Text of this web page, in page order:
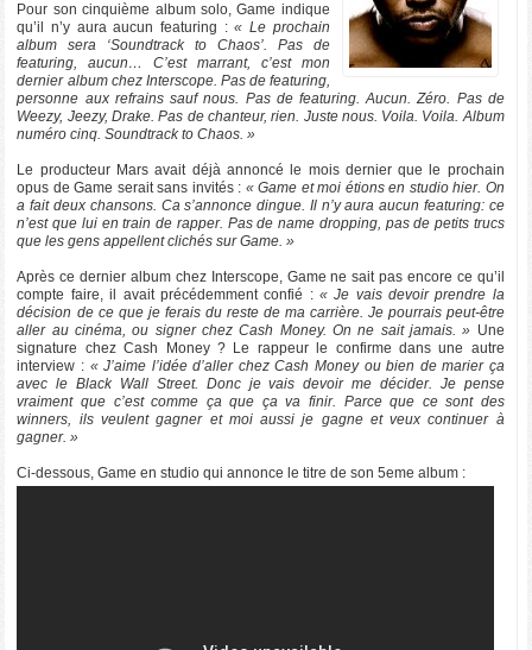
Pour son cinquième album solo, Game indique
qu’il n’y aura aucun featuring :« Le prochain
album sera ‘Soundtrack to Chaos’. Pas de
featuring, aucun… C’est marrant, c’est mon
dernier album chez Interscope. Pas de featuring,
personne aux refrains sauf nous. Pas de featuring. Aucun. Zéro. Pas de
Weezy, Jeezy, Drake. Pas de chanteur, rien. Juste nous. Voila. Voila. Album
numéro cinq. Soundtrack to Chaos. »
Le producteur Mars avait déjà annoncé le mois dernier que le prochain
opus de Game serait sans invités : « Game et moi étions en studio hier. On
a fait deux chansons. Ca s’annonce dingue. Il n’y aura aucun featuring: ce
n’est que lui en train de rapper. Pas de name dropping, pas de petits trucs
que les gens appellent clichés sur Game. »
Après ce dernier album chez Interscope, Game ne sait pas encore ce qu’il
compte faire, il avait précédemment confié : « Je vais devoir prendre la
décision de ce que je ferais du reste de ma carrière. Je pourrais peut-être
aller au cinéma, ou signer chez Cash Money. On ne sait jamais. » Une
signature chez Cash Money ? Le rappeur le confirme dans une autre
interview : « J’aime l’idée d’aller chez Cash Money ou bien de marier ça
avec le Black Wall Street. Donc je vais devoir me décider. Je pense
vraiment que c’est comme ça que ça va finir. Parce que ce sont des
winners, ils veulent gagner et moi aussi je gagne et veux continuer à
gagner. »
Ci-dessous, Game en studio qui annonce le titre de son 5eme album :